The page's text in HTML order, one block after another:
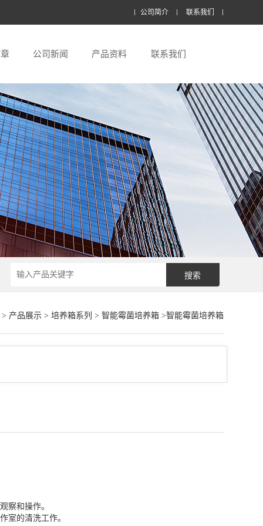
公司简介 联系我们
公司新闻 产品资料 联系我们
产品展示> 培养箱系列 > 智能霉菌培养箱>智能霉菌培养箱
察和操作。
室的清洗工作。